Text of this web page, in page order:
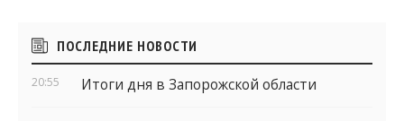
Боковые
виджеты
ПОСЛЕДНИЕ НОВОСТИ
20:55 Итоги дня в Запорожской области